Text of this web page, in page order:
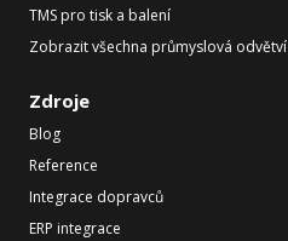
TMS pro tisk a balení
Zobrazit všechna průmyslová odvětví
Zdroje
Blog
Reference
Integrace dopravců
ERP integrace